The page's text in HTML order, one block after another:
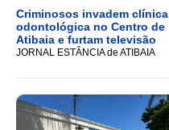
Criminosos invadem clínica
odontológica no Centro de
Atibaia e furtam televisão
JORNAL ESTÂNCIA de ATIBAIA